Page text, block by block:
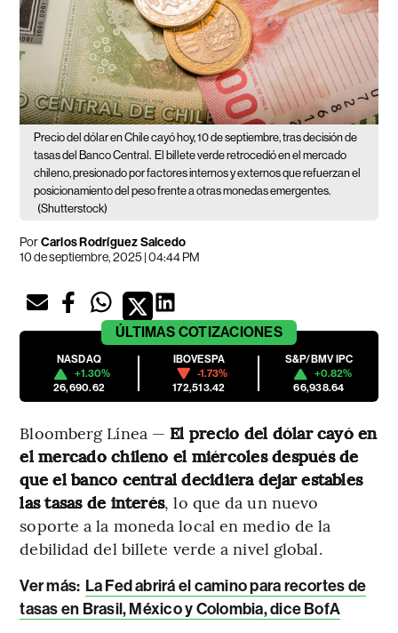
Precio del dólar en Chile cayó hoy, 10 de septiembre, tras decisión de
tasas del Banco Central. El billete verde retrocedió en el mercado
chileno, presionado por factores internos y externos que refuerzan el
posicionamiento del peso frente a otras monedas emergentes.
(Shutterstock)
PorCarlos Rodríguez Salcedo
10 de septiembre, 2025 | 04:44 PM
ÚLTIMAS COTIZACIONES
NASDAQ
+1.30%
26,690.62
IBOVESPA
-1.73%
172,513.42
S&P/BMV IPC
+0.82%
66,938.64
Bloomberg Línea — El precio del dólar cayó en
el mercado chileno el miércoles después de
que el banco central decidiera dejar estables
las tasas de interés, lo que da un nuevo
soporte a la moneda local en medio de la
debilidad del billete verde a nivel global.
Ver más: La Fed abrirá el camino para recortes de
tasas en Brasil, México y Colombia, dice BofA